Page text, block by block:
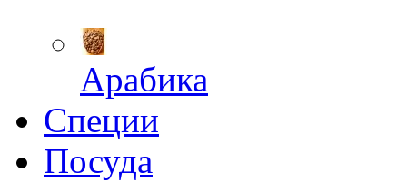
Арабика
Специи
Посуда